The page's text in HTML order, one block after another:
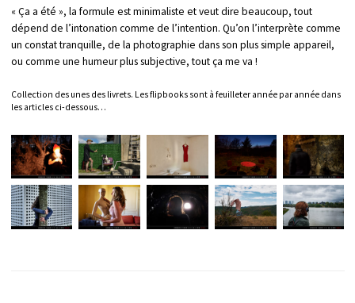
« Ça a été », la formule est minimaliste et veut dire beaucoup, tout
dépend de l’intonation comme de l’intention. Qu’on l’interprète comme
un constat tranquille, de la photographie dans son plus simple appareil,
ou comme une humeur plus subjective, tout ça me va !
Collection des unes des livrets. Les flipbooks sont à feuilleter année par année dans
les articles ci-dessous…